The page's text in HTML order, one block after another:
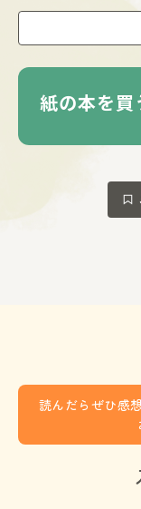
工作用型紙
中面で紹介してい
きます。
紙の本を買
読んだらぜひ感